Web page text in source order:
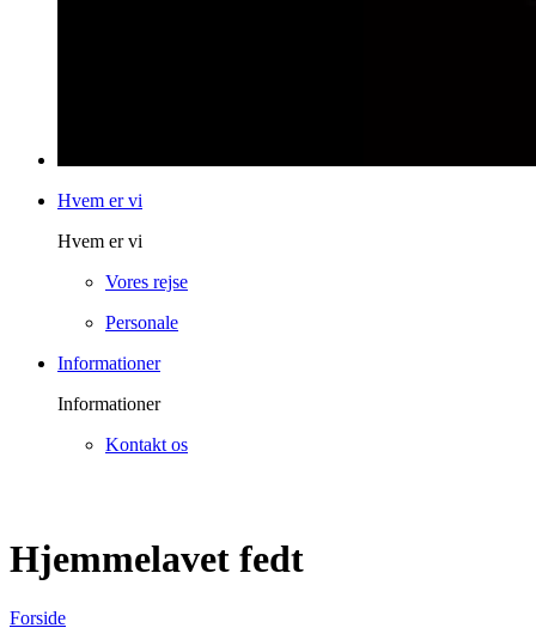
Hvem er vi
Hvem er vi
Vores rejse
Personale
Informationer
Informationer
Kontakt os
Hjemmelavet fedt
Forside